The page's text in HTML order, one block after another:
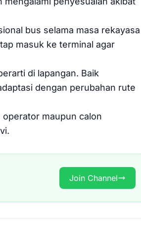
bus selama masa rekayasa
masuk ke terminal agar
di lapangan. Baik
dengan perubahan rute
operator maupun calon
Join Channel